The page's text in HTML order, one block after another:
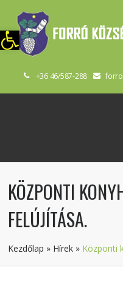
Eszköztár megnyitása
+36 46/587-288
KÖZPONTI
FELÚJÍTÁSA.
Kezdőlap » Hírek » Központi